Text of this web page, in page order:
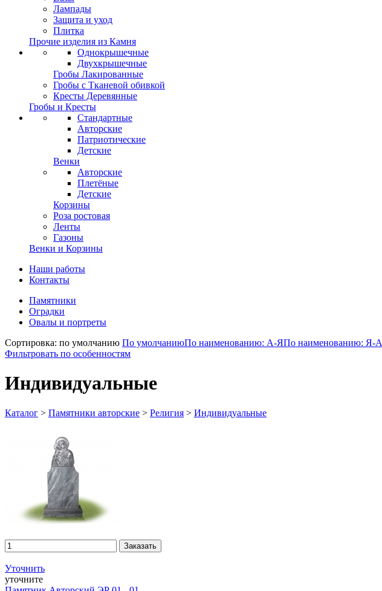
Лампады
Защита и уход
Плитка
Прочие изделия из Камня
Однокрышечные
Двухкрышечные
Гробы Лакированные
Гробы с Тканевой обивкой
Кресты Деревянные
Гробы и Кресты
Стандартные
Авторские
Патриотические
Детские
Венки
Авторские
Плетёные
Детские
Корзины
Роза ростовая
Ленты
Газоны
Венки и Корзины
Наши работы
Контакты
Памятники
Оградки
Овалы и портреты
Сортировка: по умолчанию По умолчаниюПо наименованию: А-ЯПо наименованию: Я-А
Фильтровать по особенностям
Индивидуальные
Каталог > Памятники авторские > Религия > Индивидуальные
Уточнить
уточните